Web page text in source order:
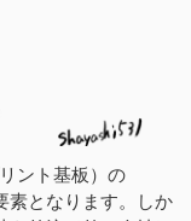
ント基板）の
素となります。しか